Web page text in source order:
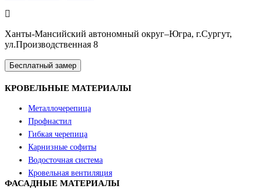
Ханты-Мансийский автономный округ–Югра, г.Сургут,
ул.Производственная 8
Бесплатный замер
КРОВЕЛЬНЫЕ МАТЕРИАЛЫ
Металлочерепица
Профнастил
Гибкая черепица
Карнизные софиты
Водосточная система
Кровельная вентиляция
ФАСАДНЫЕ МАТЕРИАЛЫ